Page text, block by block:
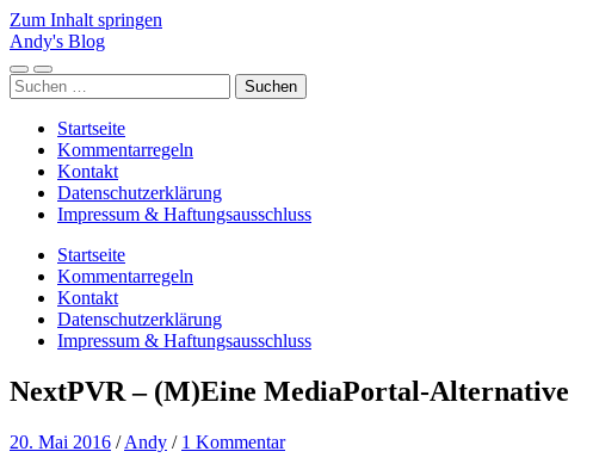
Zum Inhalt springen
Andy's Blog
Mobile-
Menü
Suchfeld
ein-/ausblenden
Suchen
nach:
Startseite
Kommentarregeln
Kontakt
Datenschutzerklärung
Impressum & Haftungsausschluss
Startseite
Kommentarregeln
Kontakt
Datenschutzerklärung
Impressum & Haftungsausschluss
NextPVR – (M)Eine MediaPortal-Alternative
20. Mai 2016 /Andy / 1 Kommentar